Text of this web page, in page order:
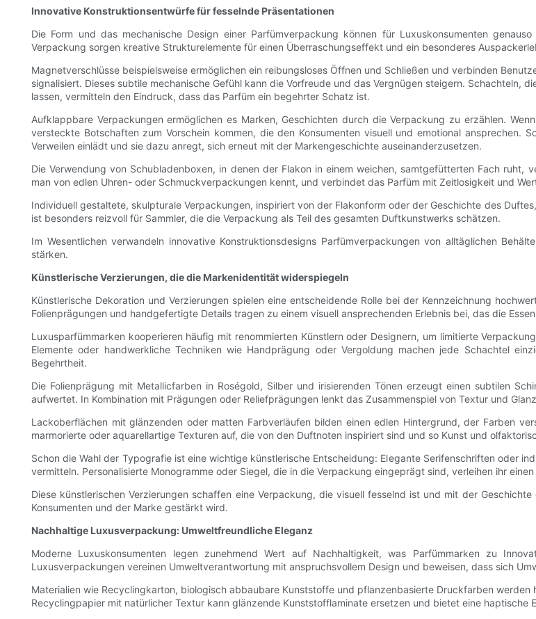
Innovative Konstruktionsentwürfe für fesselnde Präsentationen
Die Form und das mechanische Design einer Parfümverpackung können für Luxuskonsumenten
Verpackung sorgen kreative Strukturelemente für einen Überraschungseffekt und ein besonderes
Magnetverschlüsse beispielsweise ermöglichen ein reibungsloses Öffnen und Schließen und verbinden
signalisiert. Dieses subtile mechanische Gefühl kann die Vorfreude und das Vergnügen steigern. Schachteln,
lassen, vermitteln den Eindruck, dass das Parfüm ein begehrter Schatz ist.
Aufklappbare Verpackungen ermöglichen es Marken, Geschichten durch die Verpackung zu erzählen.
versteckte Botschaften zum Vorschein kommen, die den Konsumenten visuell und emotional ansprechen.
Verweilen einlädt und sie dazu anregt, sich erneut mit der Markengeschichte auseinanderzusetzen.
Die Verwendung von Schubladenboxen, in denen der Flakon in einem weichen, samtgefütterten Fach ruht,
man von edlen Uhren- oder Schmuckverpackungen kennt, und verbindet das Parfüm mit Zeitlosigkeit und
Individuell gestaltete, skulpturale Verpackungen, inspiriert von der Flakonform oder der Geschichte des
ist besonders reizvoll für Sammler, die die Verpackung als Teil des gesamten Duftkunstwerks schätzen.
Im Wesentlichen verwandeln innovative Konstruktionsdesigns Parfümverpackungen von alltäglichen
stärken.
Künstlerische Verzierungen, die die Markenidentität widerspiegeln
Künstlerische Dekoration und Verzierungen spielen eine entscheidende Rolle bei der Kennzeichnung
Folienprägungen und handgefertigte Details tragen zu einem visuell ansprechenden Erlebnis bei, das die
Luxusparfümmarken kooperieren häufig mit renommierten Künstlern oder Designern, um limitierte
Elemente oder handwerkliche Techniken wie Handprägung oder Vergoldung machen jede Schachtel
Begehrtheit.
Die Folienprägung mit Metallicfarben in Roségold, Silber und irisierenden Tönen erzeugt einen subtilen
aufwertet. In Kombination mit Prägungen oder Reliefprägungen lenkt das Zusammenspiel von Textur und
Lackoberflächen mit glänzenden oder matten Farbverläufen bilden einen edlen Hintergrund, der Farben
marmorierte oder aquarellartige Texturen auf, die von den Duftnoten inspiriert sind und so Kunst und
Schon die Wahl der Typografie ist eine wichtige künstlerische Entscheidung: Elegante Serifenschriften oder
vermitteln. Personalisierte Monogramme oder Siegel, die in die Verpackung eingeprägt sind, verleihen ihr
Diese künstlerischen Verzierungen schaffen eine Verpackung, die visuell fesselnd ist und mit der
Konsumenten und der Marke gestärkt wird.
Nachhaltige Luxusverpackung: Umweltfreundliche Eleganz
Moderne Luxuskonsumenten legen zunehmend Wert auf Nachhaltigkeit, was Parfümmarken zu
Luxusverpackungen vereinen Umweltverantwortung mit anspruchsvollem Design und beweisen, dass sich
Materialien wie Recyclingkarton, biologisch abbaubare Kunststoffe und pflanzenbasierte Druckfarben
Recyclingpapier mit natürlicher Textur kann glänzende Kunststofflaminate ersetzen und bietet eine haptische